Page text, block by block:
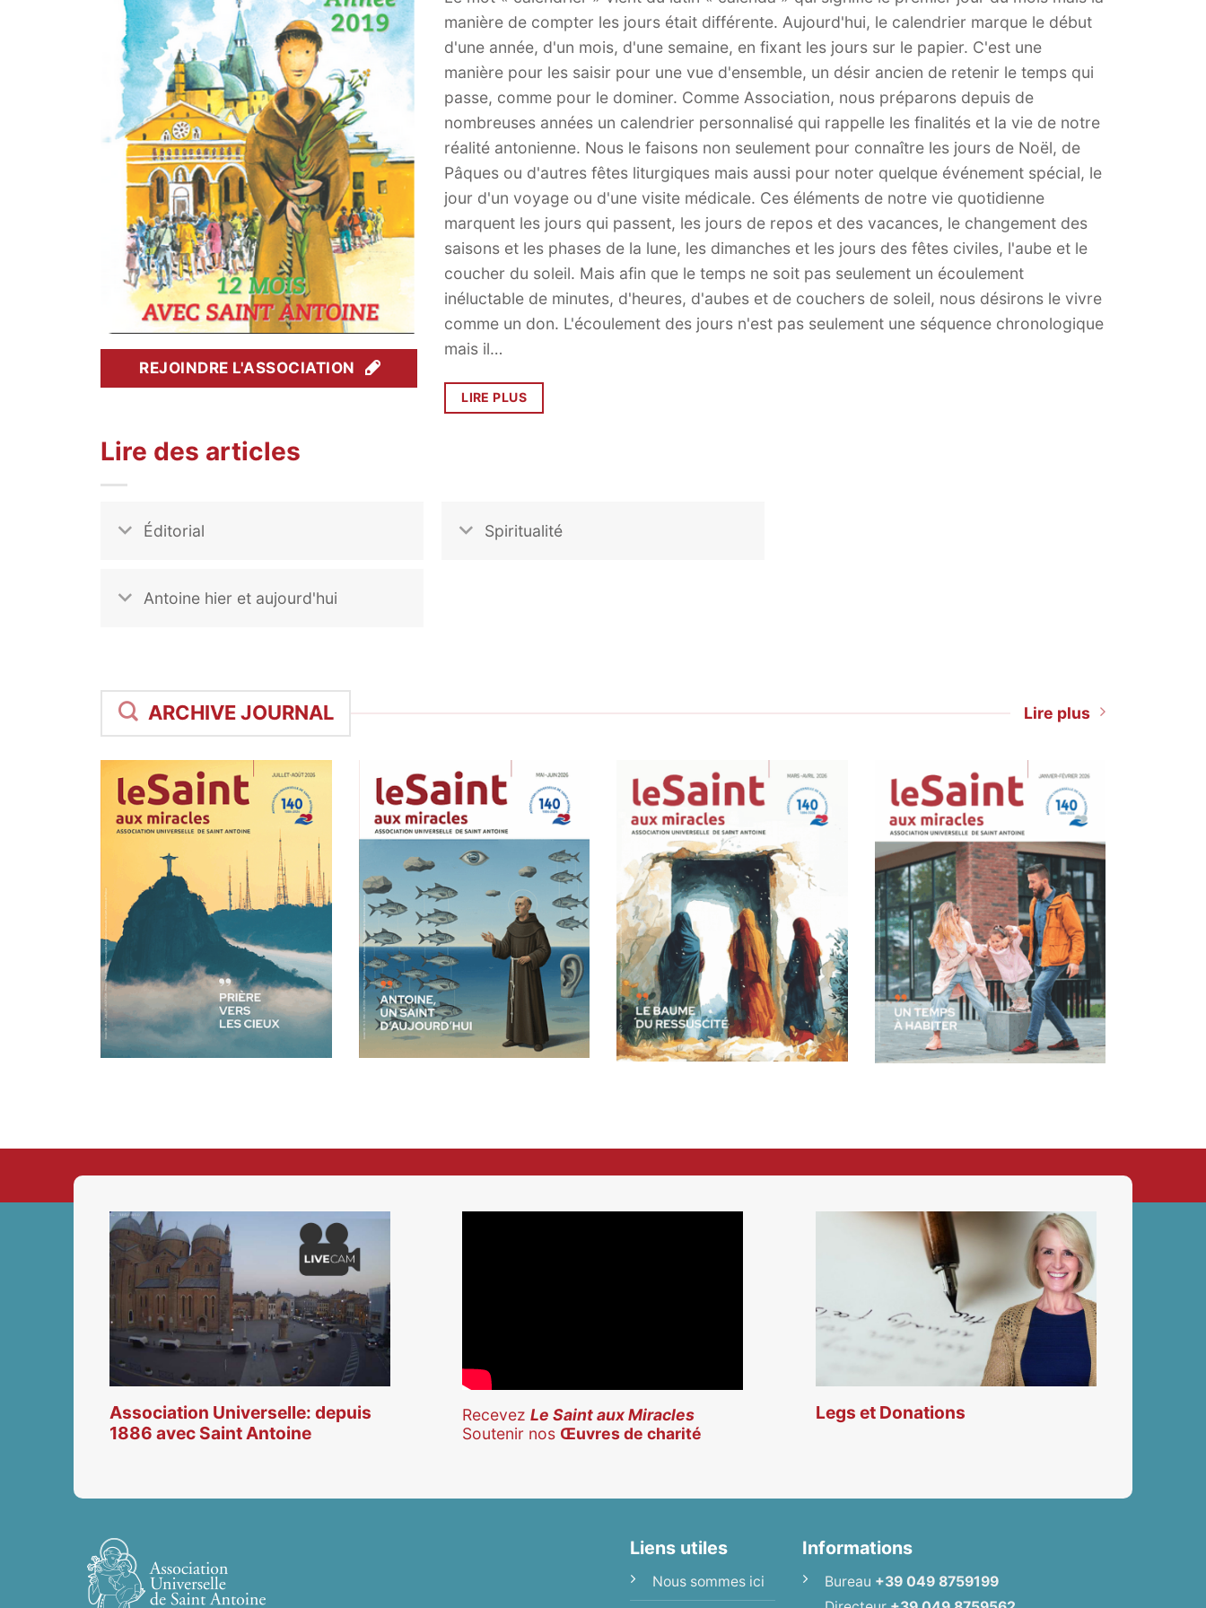
REJOINDRE L'ASSOCIATION
manière de compter les jours était différente. Aujourd'hui, le calendrier marque le début
d'une année, d'un mois, d'une semaine, en fixant les jours sur le papier. C'est une
manière pour les saisir pour une vue d'ensemble, un désir ancien de retenir le temps qui
passe, comme pour le dominer. Comme Association, nous préparons depuis de
nombreuses années un calendrier personnalisé qui rappelle les finalités et la vie de notre
réalité antonienne. Nous le faisons non seulement pour connaître les jours de Noël, de
Pâques ou d'autres fêtes liturgiques mais aussi pour noter quelque événement spécial, le
jour d'un voyage ou d'une visite médicale. Ces éléments de notre vie quotidienne
marquent les jours qui passent, les jours de repos et des vacances, le changement des
saisons et les phases de la lune, les dimanches et les jours des fêtes civiles, l'aube et le
coucher du soleil. Mais afin que le temps ne soit pas seulement un écoulement
inéluctable de minutes, d'heures, d'aubes et de couchers de soleil, nous désirons le vivre
comme un don. L'écoulement des jours n'est pas seulement une séquence chronologique
mais il…
LIRE PLUS
Lire des articles
Éditorial
Antoine hier et aujourd'hui
Spiritualité
ARCHIVE JOURNAL Lire plus
Association Universelle: depuis
1886 avec Saint Antoine
RecevezLe Saint aux Miracles
Soutenir nos Œuvres de charité
Legs et Donations
Liens utiles
Nous sommes ici
Informations
Bureau +39 049 8759199